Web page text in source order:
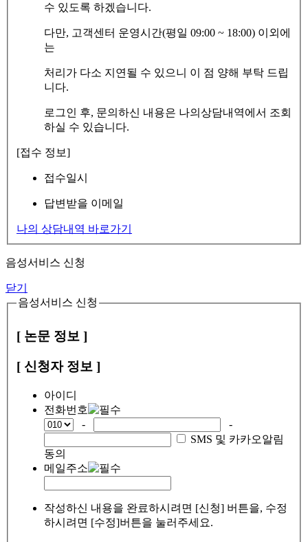
수 있도록 하겠습니다.
다만, 고객센터 운영시간(평일 09:00 ~ 18:00) 이외에
는
처리가 다소 지연될 수 있으니 이 점 양해 부탁 드립
니다.
로그인 후, 문의하신 내용은 나의상담내역에서 조회
하실 수 있습니다.
[접수 정보]
접수일시
답변받을 이메일
나의 상담내역 바로가기
음성서비스 신청
닫기
음성서비스 신청
[ 논문 정보 ]
[ 신청자 정보 ]
아이디
전화번호
-
-
SMS 및 카카오알림
동의
메일주소
작성하신 내용을 완료하시려면 [신청] 버튼을, 수정
하시려면 [수정]버튼을 눌러주세요.